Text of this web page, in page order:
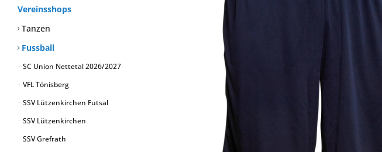
Vereinsshops
Tanzen
Fussball
SC Union Nettetal 2026/2027
VFL Tönisberg
SSV Lützenkirchen Futsal
SSV Lützenkirchen
SSV Grefrath